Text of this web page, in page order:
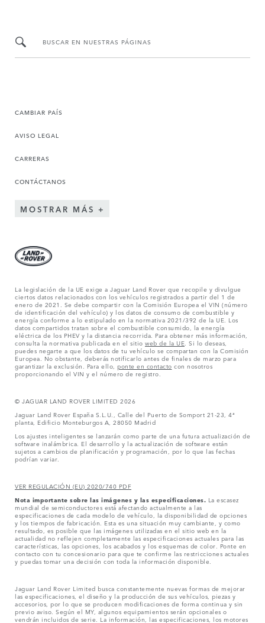
BUSCAR EN NUESTRAS PÁGINAS
CAMBIAR PAÍS
AVISO LEGAL
CARRERAS
CONTÁCTANOS
MOSTRAR MÁS
La legislación de la UE exige a Jaguar Land Rover que recopile y divulgue
ciertos datos relacionados con los vehículos registrados a partir del 1 de
enero de 2021. Se debe compartir con la Comisión Europea el VIN (número
de identificación del vehículo) y los datos de consumo de combustible y
energía conforme a lo estipulado en la normativa 2021/392 de la UE. Los
datos compartidos tratan sobre el combustible consumido, la energía
eléctrica de los PHEV y la distancia recorrida. Para obtener más información,
consulta la normativa publicada en el sitio web de la UE . Si lo deseas,
puedes negarte a que los datos de tu vehículo se compartan con la Comisión
Europea. No obstante, deberás notificarlo antes de finales de marzo para
garantizar la exclusión. Para ello, ponte en contacto con nosotros
proporcionando el VIN y el número de registro.
© JAGUAR LAND ROVER LIMITED 2026
Jaguar Land Rover España S.L.U., Calle del Puerto de Somport 21-23, 4ª
planta, Edificio Monteburgos A, 28050 Madrid
Los ajustes inteligentes se lanzarán como parte de una futura actualización de
software inalámbrica. El desarrollo y la actualización de software están
sujetos a cambios de planificación y programación, por lo que las fechas
podrían variar.
VER REGULACIÓN (EU) 2020/740 PDF
Nota importante sobre las imágenes y las especificaciones. La escasez
mundial de semiconductores está afectando actualmente a las
especificaciones de cada modelo de vehículo, la disponibilidad de opciones
y los tiempos de fabricación. Esta es una situación muy cambiante, y como
resultado, es posible que las imágenes utilizadas en el sitio web en la
actualidad no reflejen completamente las especificaciones actuales para las
características, las opciones, los acabados y los esquemas de color. Ponte en
contacto con tu concesionario para que te confirme las restricciones actuales
y puedas tomar una decisión con toda la información disponible.
Jaguar Land Rover Limited busca constantemente nuevas formas de mejorar
las especificaciones, el diseño y la producción de sus vehículos, piezas y
accesorios, por lo que se producen modificaciones de forma continua y sin
previo aviso. Según el MY, algunos equipamientos serán opcionales o
vendrán incluidos de serie. La información, las especificaciones, los motores